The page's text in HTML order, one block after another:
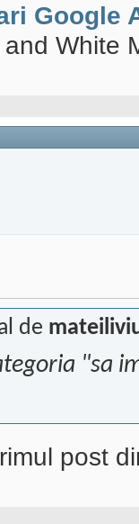
Google
White
de
"sa
post